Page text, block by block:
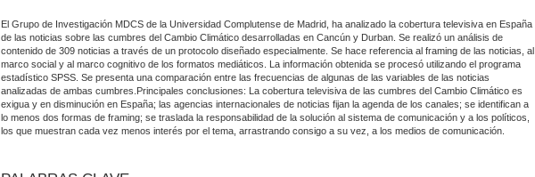
El Grupo de Investigación MDCS de la Universidad Complutense de Madrid, ha analizado la cobertura televisiva en España
de las noticias sobre las cumbres del Cambio Climático desarrolladas en Cancún y Durban. Se realizó un análisis de
contenido de 309 noticias a través de un protocolo diseñado especialmente. Se hace referencia al framing de las noticias, al
marco social y al marco cognitivo de los formatos mediáticos. La información obtenida se procesó utilizando el programa
estadístico SPSS. Se presenta una comparación entre las frecuencias de algunas de las variables de las noticias
analizadas de ambas cumbres.Principales conclusiones: La cobertura televisiva de las cumbres del Cambio Climático es
exigua y en disminución en España; las agencias internacionales de noticias fijan la agenda de los canales; se identifican a
lo menos dos formas de framing; se traslada la responsabilidad de la solución al sistema de comunicación y a los políticos,
los que muestran cada vez menos interés por el tema, arrastrando consigo a su vez, a los medios de comunicación.